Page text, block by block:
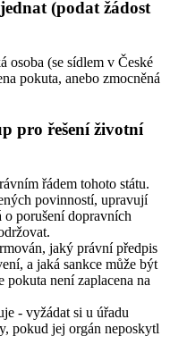
(podat žádost
osoba (se sídlem v České
pokuta, anebo zmocněná
pro řešení životní
řádem tohoto státu.
povinností, upravují
o porušení dopravních
jaký právní předpis
a jaká sankce může být
pokuta není zaplacena na
- vyžádat si u úřadu
pokud jej orgán neposkytl